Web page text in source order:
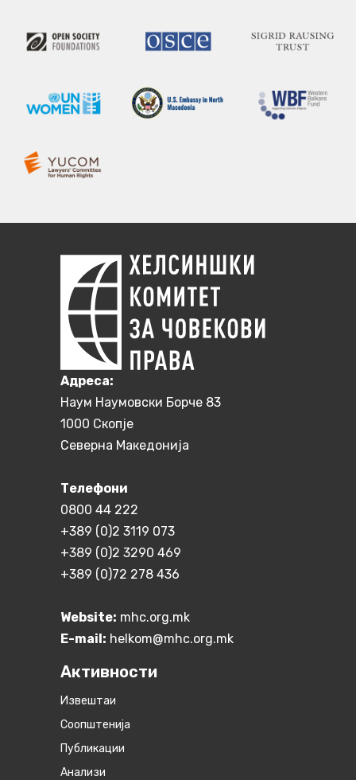
Aдреса:
Наум Наумовски Борче 83
1000 Скопје
Северна Македонија
Телефони
0800 44 222
+389 (0)2 3119 073
+389 (0)2 3290 469
+389 (0)72 278 436
Website: mhc.org.mk
E-mail: helkom@mhc.org.mk
Активности
Извештаи
Соопштенија
Публикации
Анализи